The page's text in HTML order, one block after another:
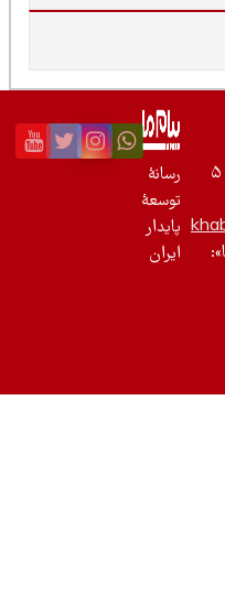
رسانۀ
توسعۀ
پایدار
ایران